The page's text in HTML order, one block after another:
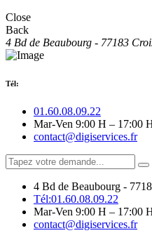
Close
Back
4 Bd de Beaubourg - 77183
Tél:
01.60.08.09.22
Mar-Ven 9:00 H – 17:00
contact@digiservices.fr
4 Bd de Beaubourg -
Tél:01.60.08.09.22
Mar-Ven 9:00 H – 17:00
contact@digiservices.fr